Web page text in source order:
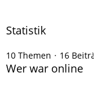
Statistik
10 Themen 16
Wer war online